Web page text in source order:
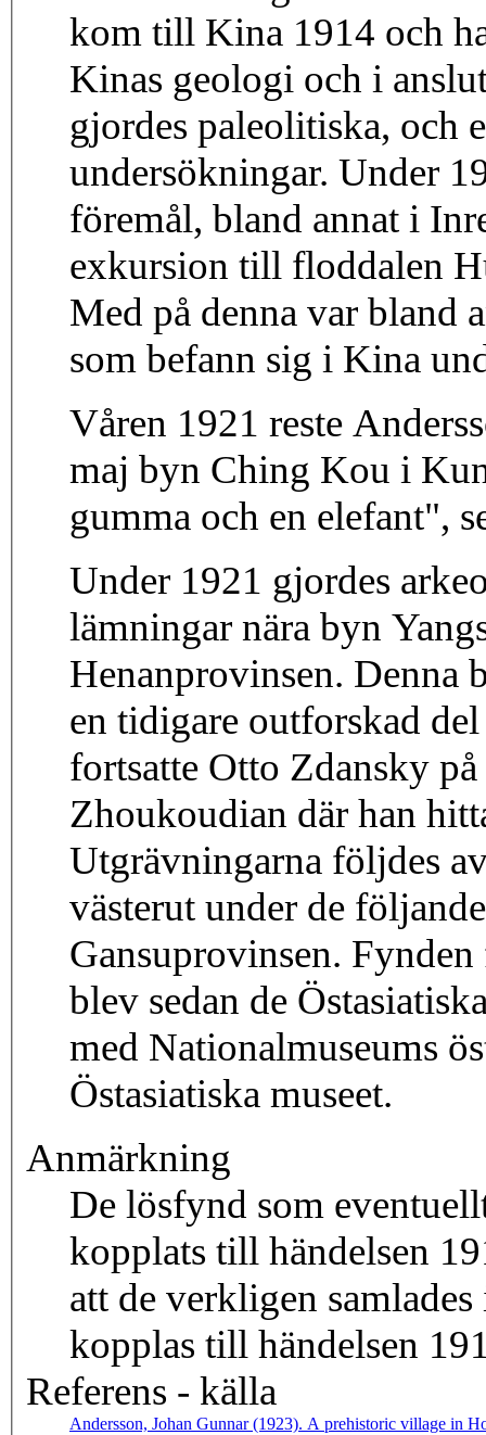
kom till Kina 1914 och
Kinas geologi och i
gjordes paleolitiska, och
undersökningar. Under
föremål, bland annat i
exkursion till floddalen
Med på denna var bland
som befann sig i Kina
Våren 1921 reste
maj byn Ching Kou i
gumma och en elefant",
Under 1921 gjordes
lämningar nära byn
Henanprovinsen. Denna
en tidigare outforskad
fortsatte Otto Zdansky
Zhoukoudian där han
Utgrävningarna följdes
västerut under de
Gansuprovinsen.
blev sedan de
med Nationalmuseums
Östasiatiska museet.
Anmärkning
De lösfynd som eventuellt
kopplats till händelsen
att de verkligen
kopplas till
Referens - källa
Andersson, Johan Gunnar (1923). A prehistoric village in